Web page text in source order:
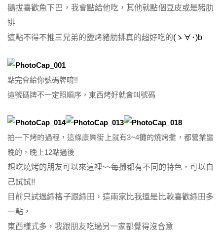
鵝拔喜歡魚下巴，我會點給他吃，其他就點個豆皮或是豬肋
排
這點不得不推三兄弟的鹽烤豬肋排真的超好吃的(ゝ∀･)b
點完會給你號碼牌唷!!
這號碼牌不一定照順序，東西烤好就會叫號碼
拍一下烤的過程，這條康樂街上就有3~4攤的燒烤攤，都營業蠻
晚的，晚上12點過後
想吃燒烤的朋友可以來這裡~~每攤都有不同的特色，可以自
己試試!!
目前只試過綠格子跟綠田，這兩家比我還是比較喜歡綠田多
一點，
東西樣式多，我跟朋友吃過另一家都覺得沒合意